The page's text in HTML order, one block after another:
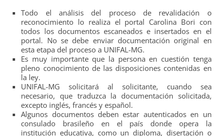
Todo el análisis del proceso de revalidación o
reconocimiento lo realiza el portal Carolina Bori con
todos los documentos escaneados e insertados en el
portal. No se debe enviar documentación original en
esta etapa del proceso a UNIFAL-MG.
Es muy importante que la persona en cuestión tenga
pleno conocimiento de las disposiciones contenidas en
la ley.
UNIFAL-MG solicitará al solicitante, cuando sea
necesario, que traduzca la documentación solicitada,
excepto inglés, francés y español.
Algunos documentos deben estar autenticados en un
consulado brasileño en el país donde opera la
institución educativa, como un diploma, disertación o